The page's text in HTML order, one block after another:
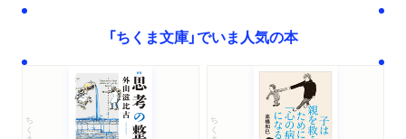
「ちくま文庫」でいま人気の本
ちくま文庫 ちくま文庫